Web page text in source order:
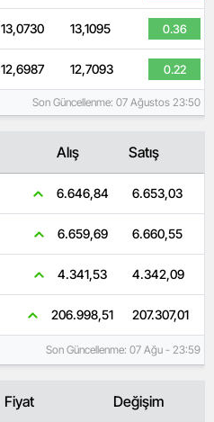
13,0730 13,1095 0.36
12,6987 12,7093 0.22
Son Güncellenme: 07 Ağustos 23:50
Alış Satış
6.646,84 6.653,03
6.659,69 6.660,55
4.341,53 4.342,09
206.998,51 207.307,01
Son Güncellenme: 07 Ağu - 23:59
Fiyat Değişim